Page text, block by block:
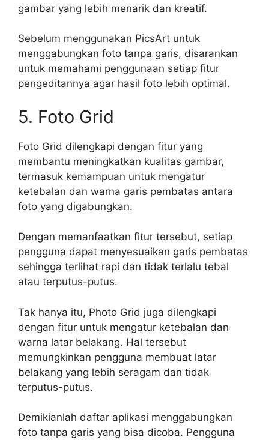
gambar yang lebih menarik dan kreatif.
Sebelum menggunakan PicsArt untuk
menggabungkan foto tanpa garis, disarankan
untuk memahami penggunaan setiap fitur
pengeditannya agar hasil foto lebih optimal.
5. Foto Grid
Foto Grid dilengkapi dengan fitur yang
membantu meningkatkan kualitas gambar,
termasuk kemampuan untuk mengatur
ketebalan dan warna garis pembatas antara
foto yang digabungkan.
Dengan memanfaatkan fitur tersebut, setiap
pengguna dapat menyesuaikan garis pembatas
sehingga terlihat rapi dan tidak terlalu tebal
atau terputus-putus.
Tak hanya itu, Photo Grid juga dilengkapi
dengan fitur untuk mengatur ketebalan dan
warna latar belakang. Hal tersebut
memungkinkan pengguna membuat latar
belakang yang lebih seragam dan tidak
terputus-putus.
Demikianlah daftar aplikasi menggabungkan
foto tanpa garis yang bisa dicoba. Pengguna